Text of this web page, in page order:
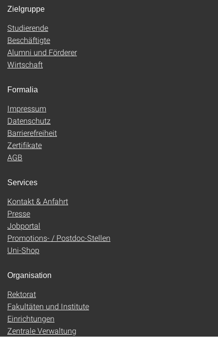
Zielgruppe
Studierende
Beschäftigte
Alumni und Förderer
Wirtschaft
Formalia
Impressum
Datenschutz
Barrierefreiheit
Zertifikate
AGB
Services
Kontakt & Anfahrt
Presse
Jobportal
Promotions- / Postdoc-Stellen
Uni-Shop
Organisation
Rektorat
Fakultäten und Institute
Einrichtungen
Zentrale Verwaltung